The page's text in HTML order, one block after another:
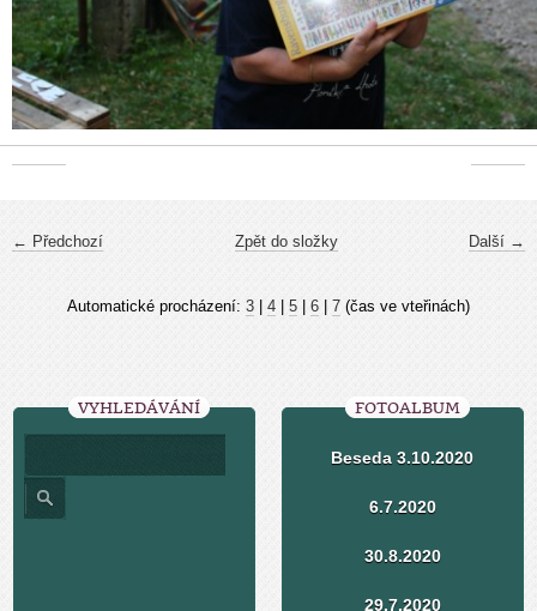
← Předchozí Další →
Zpět do složky
Automatické procházení: 3 4 5 6 7 (čas ve vteřinách)
VYHLEDÁVÁNÍ FOTOALBUM
Beseda 3.10.2020
6.7.2020
30.8.2020
29.7.2020